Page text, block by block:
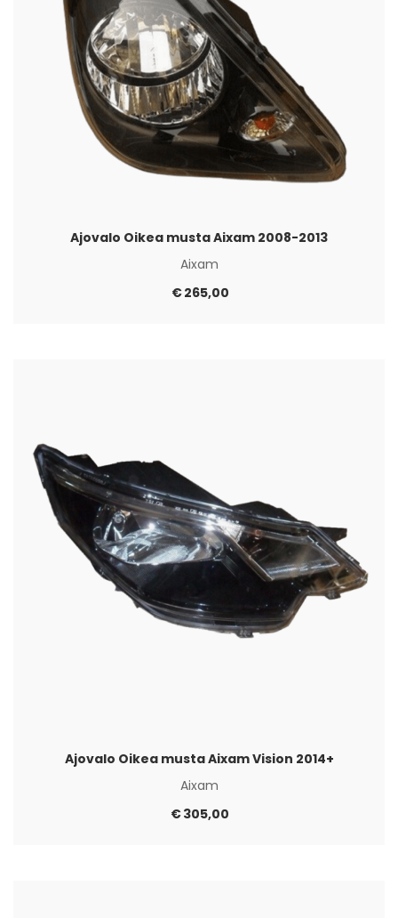
Ajovalo Oikea musta Aixam 2008-2013
Aixam
€265,00
Ajovalo Oikea musta Aixam Vision 2014+
Aixam
€305,00